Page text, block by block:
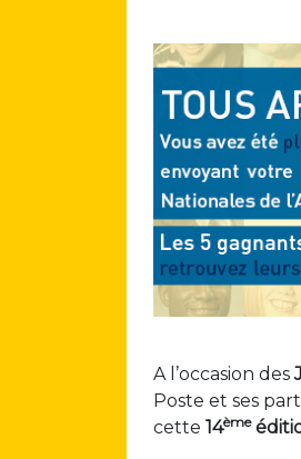
A l’occasion des
Poste et ses
cette 14ème